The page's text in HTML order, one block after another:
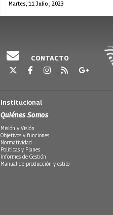
Martes, 11 Julio , 2023
CONTACTO
Institucional
Quiénes Somos
Misión y Visión
Objetivos y funciones
Normatividad
Políticas y Planes
Informes de Gestión
Manual de producción y estilo